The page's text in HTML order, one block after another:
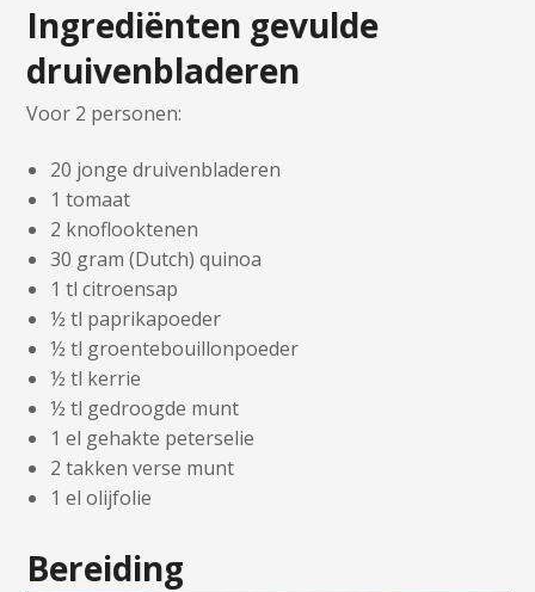
Ingrediënten gevulde
druivenbladeren
Voor 2 personen:
20 jonge druivenbladeren
1 tomaat
2 knoflooktenen
30 gram (Dutch) quinoa
1 tl citroensap
½ tl paprikapoeder
½ tl groentebouillonpoeder
½ tl kerrie
½ tl gedroogde munt
1 el gehakte peterselie
2 takken verse munt
1 el olijfolie
Bereiding